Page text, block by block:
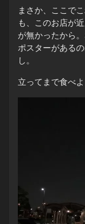
まさか、ここで
も、このお店が
が無かったから
ポスターがある
し。
立ってまで食べ